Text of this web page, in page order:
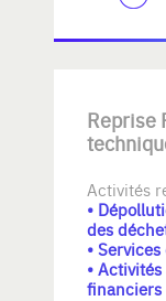
Reprise
Activités
•
des
•
•
financiers